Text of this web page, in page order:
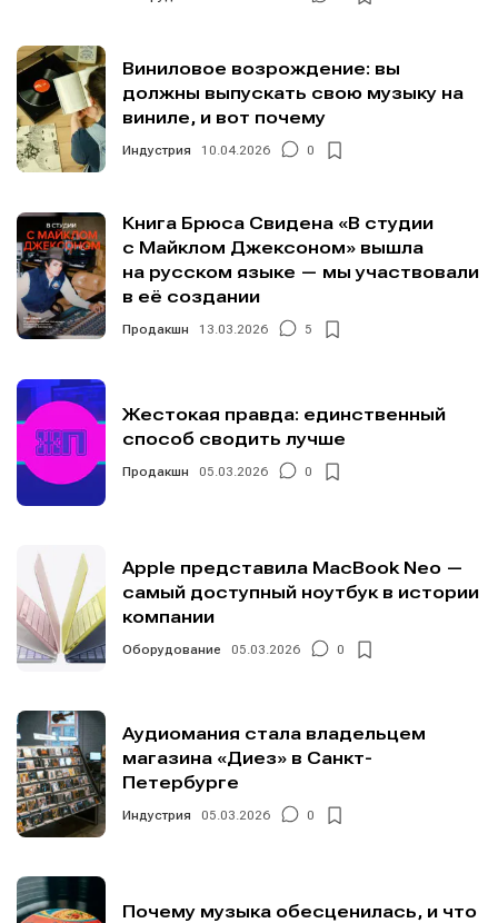
Виниловое возрождение: вы
должны выпускать свою музыку на
виниле, и вот почему
Индустрия 10.04.2026 0
Книга Брюса Свидена «В студии
с Майклом Джексоном» вышла
на русском языке — мы участвовали
в её создании
Продакшн 13.03.2026 5
Жестокая правда: единственный
способ сводить лучше
Продакшн 05.03.2026 0
Apple представила MacBook Neo —
самый доступный ноутбук в истории
компании
Оборудование 05.03.2026 0
Аудиомания стала владельцем
магазина «Диез» в Санкт-
Петербурге
Индустрия 05.03.2026 0
Почему музыка обесценилась, и что